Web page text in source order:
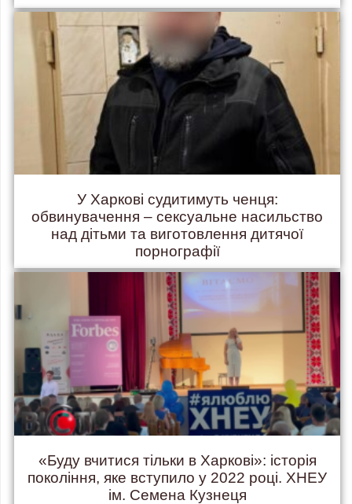
У Харкові судитимуть ченця:
обвинувачення – сексуальне насильство
над дітьми та виготовлення дитячої
порнографії
«Буду вчитися тільки в Харкові»: історія
покоління, яке вступило у 2022 році. ХНЕУ
ім. Семена Кузнеця